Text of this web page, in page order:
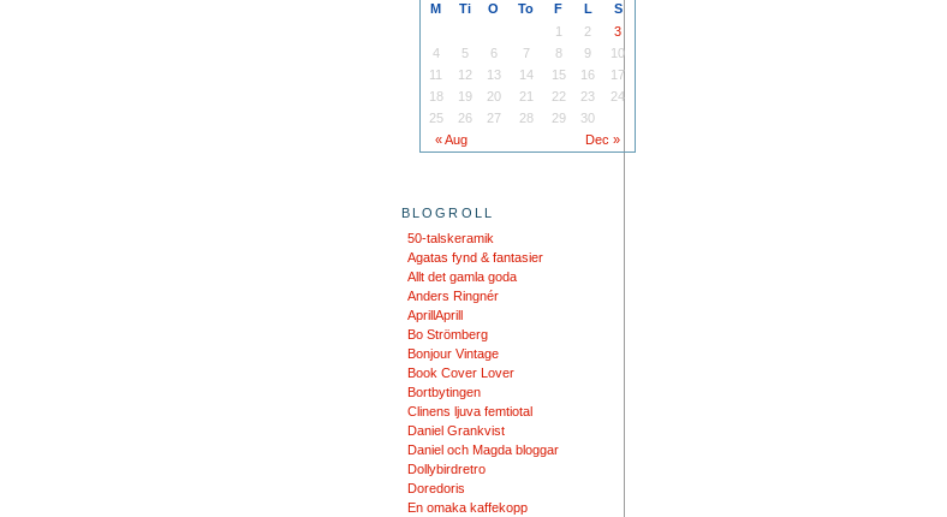
M Ti O To F L S
« Aug Dec »
1 2
3
4
5 6 7 8 9
10
11
12 13 14 15 16
17
18
19 20 21 22 23
24
25
26 27 28 29 30
BLOGROLL
50-talskeramik
Agatas fynd & fantasier
Allt det gamla goda
Anders Ringnér
AprillAprill
Bo Strömberg
Bonjour Vintage
Book Cover Lover
Bortbytingen
Clinens ljuva femtiotal
Daniel Grankvist
Daniel och Magda bloggar
Dollybirdretro
Doredoris
En omaka kaffekopp